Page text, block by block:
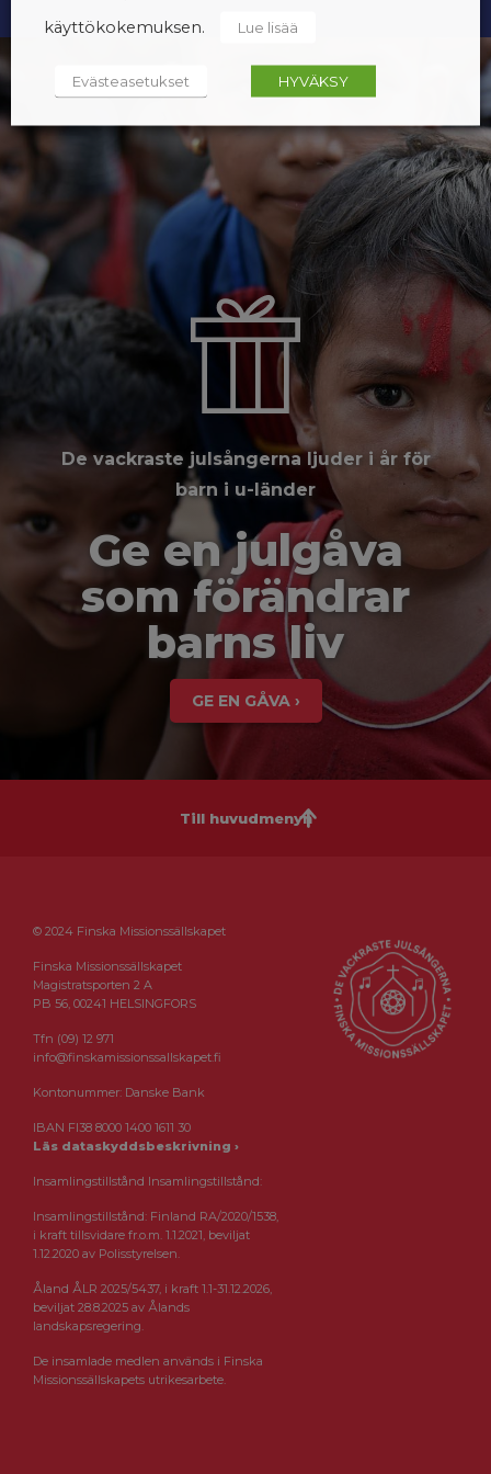
De vackraste julsångerna ljuder i år för
barn i u-länder
Ge en julgåva
som förändrar
barns liv
GE EN GÅVA ›
Till huvudmenyn
© 2024 Finska Missionssällskapet
Finska Missionssällskapet
Magistratsporten 2 A
PB 56, 00241 HELSINGFORS
Tfn (09) 12 971
info@finskamissionssallskapet.fi
Kontonummer: Danske Bank
IBAN FI38 8000 1400 1611 30
Läs dataskyddsbeskrivning ›
Insamlingstillstånd Insamlingstillstånd:
Insamlingstillstånd: Finland RA/2020/1538,
i kraft tillsvidare fr.o.m. 1.1.2021, beviljat
1.12.2020 av Polisstyrelsen.
Åland ÅLR 2025/5437, i kraft 1.1-31.12.2026,
beviljat 28.8.2025 av Ålands
landskapsregering.
De insamlade medlen används i Finska
Missionssällskapets utrikesarbete.
käyttökokemuksen.
Lue lisää
Evästeasetukset HYVÄKSY